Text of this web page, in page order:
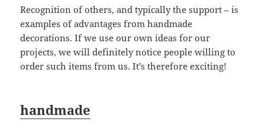
Recognition of others, and typically the support – is
examples of advantages from handmade
decorations. If we use our own ideas for our
projects, we will definitely notice people willing to
order such items from us. It’s therefore exciting!
handmade